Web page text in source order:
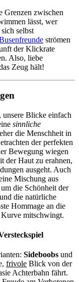
Grenzen zwischen
lässt, wer
selbst
strömen
der Klickrate
Also, liebe
Zeug hält!
Blicke einfach
sinnliche
die Menschheit in
der perfekten
Bewegung wiegen
der Haut zu erahnen,
ausgeht. Auch
Mischung aus
die Schönheit der
die natürliche
Hommage an die
mitschwingt.
Sideboobs und
frivole Blick von der
Achterbahn fährt.